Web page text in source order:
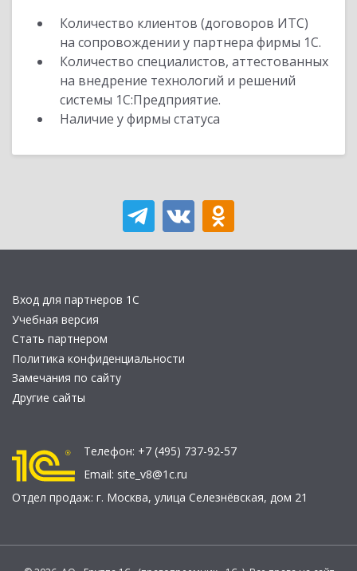
Количество клиентов (договоров ИТС)
на сопровождении у партнера фирмы 1С.
Количество специалистов, аттестованных
на внедрение технологий и решений
системы 1С:Предприятие.
Наличие у фирмы статуса
Вход для партнеров 1С
Учебная версия
Стать партнером
Политика конфиденциальности
Замечания по сайту
Другие сайты
Телефон: +7 (495) 737-92-57
Email: site_v8@1c.ru
Отдел продаж: г. Москва, улица Селезнёвская, дом 21